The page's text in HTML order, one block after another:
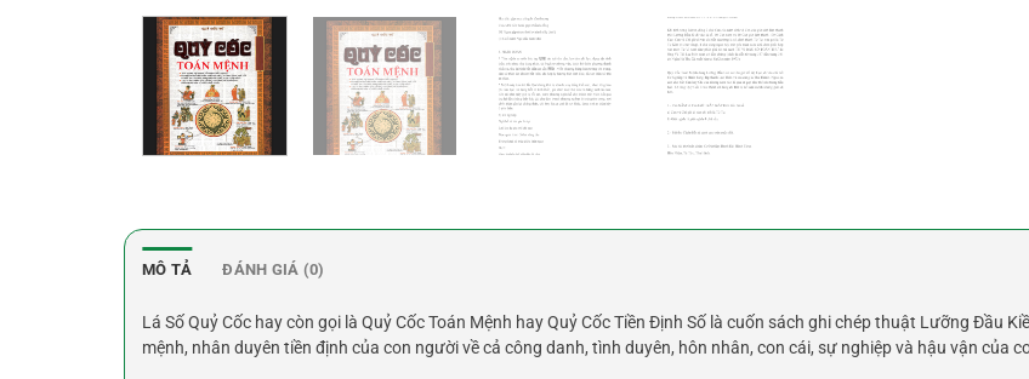
MÔ TẢ ĐÁNH GIÁ (0)
Lá Số Quỷ Cốc hay còn gọi là Quỷ Cốc Toán Mệnh hay Quỷ Cốc Tiền Định Số là cuốn sách ghi chép thuật Lưỡng Đầu
mệnh, nhân duyên tiền định của con người về cả công danh, tình duyên, hôn nhân, con cái, sự nghiệp và hậu vận của